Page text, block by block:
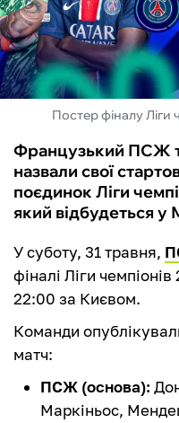
ІНШІ
БУКМЕКЕРИ
Постер фіналу
Французький ПСЖ
назвали свої
поєдинок Ліги
який відбудеться у
У суботу, 31 травня,
фіналі Ліги
22:00 за Києвом.
Команди
матч:
ПСЖ (основа):
Маркіньос,